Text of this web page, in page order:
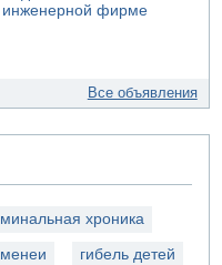
инженерной фирме
Все объявления
хроника
гибель детей